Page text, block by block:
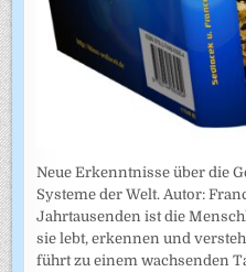
Neue Erkenntnisse über die
Systeme der Welt. Autor:
Jahrtausenden ist die
sie lebt, erkennen und
führt zu einem wachsenden